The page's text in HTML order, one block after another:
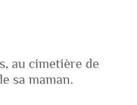
au cimetière de
sa maman.